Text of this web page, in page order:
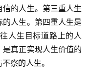
的人生。第三重人生
人生。第四重人生是
人生目标道路上的人
真正实现人生价值的
察的人生。